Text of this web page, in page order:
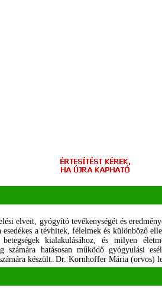
elveit, gyógyító tevékenységét és
a tévhitek, félelmek és különböző
kialakulásához, és milyen
számára hatásosan működő gyógyulási
készült. Dr. Kornhoffer Mária (orvos)